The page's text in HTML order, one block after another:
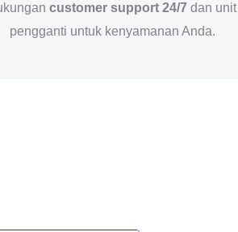
customer support 24/7 dan unit
pengganti untuk kenyamanan Anda.